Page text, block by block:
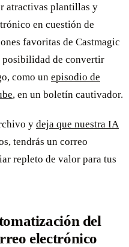
atractivas plantillas y
en cuestión de
favoritas de Castmagic
posibilidad de convertir
como un episodio de
, en un boletín cautivador.
y deja que nuestra IA
tendrás un correo
repleto de valor para tus
del
electrónico